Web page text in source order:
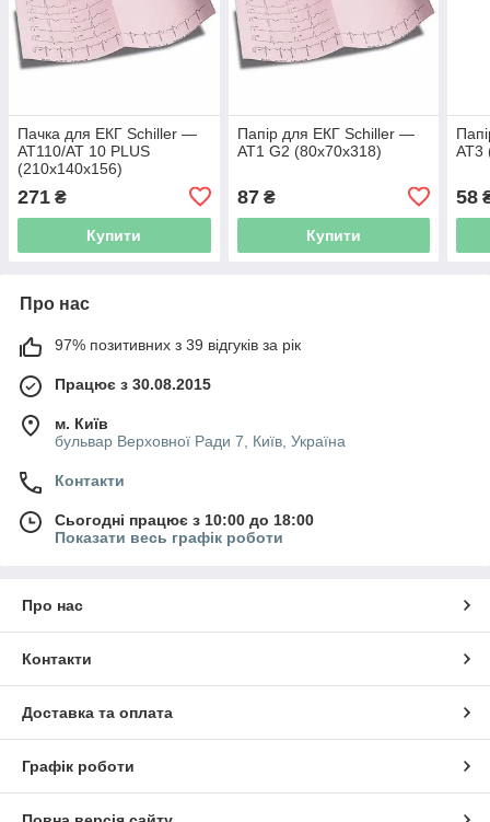
Пачка для ЕКГ Schiller —
AT110/AT 10 PLUS
(210x140x156)
271 ₴
Купити
Папір для ЕКГ Schiller —
AT1 G2 (80x70x318)
87₴
Купити
AT3
58
Про нас
97% позитивних з 39 відгуків за рік
Працює з 30.08.2015
м. Київ
бульвар Верховної Ради 7, Київ, Україна
Контакти
Сьогодні працює з 10:00 до 18:00
Показати весь графік роботи
Про нас
Контакти
Доставка та оплата
Графік роботи